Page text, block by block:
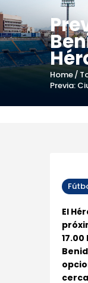
Home
Previa:
El